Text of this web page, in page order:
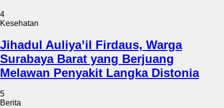
4
Kesehatan
Jihadul Auliya’il Firdaus, Warga
Surabaya Barat yang Berjuang
Melawan Penyakit Langka Distonia
5
Berita